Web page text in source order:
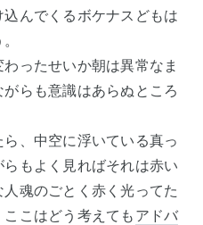
んでくるボケナスどもは
ったせいか朝は異常なま
らも意識はあらぬところ
、中空に浮いている真っ
もよく見ればそれは赤い
魂のごとく赤く光ってた
こはどう考えても アドバ